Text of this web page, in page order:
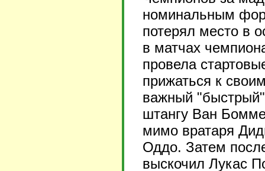
номинальным
потерял место в
в матчах
провела
прижаться к
важный
штангу Ван
мимо вратаря
Оддо. Затем
выскочил Лукас